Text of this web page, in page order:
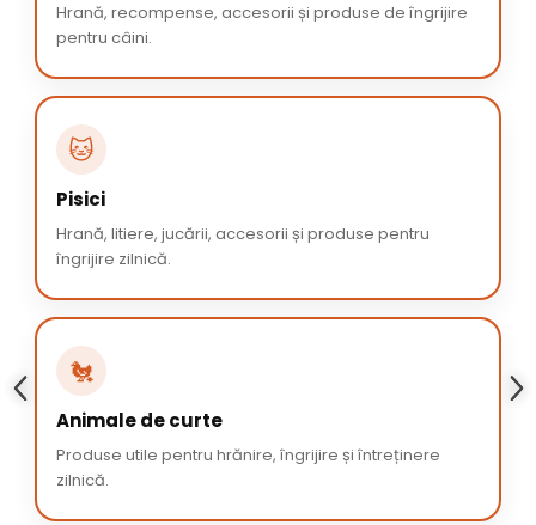
Hrană, recompense, accesorii și produse de îngrijire
pentru câini.
🐱
Pisici
Hrană, litiere, jucării, accesorii și produse pentru
îngrijire zilnică.
🐔
Animale de curte
Produse utile pentru hrănire, îngrijire și întreținere
zilnică.